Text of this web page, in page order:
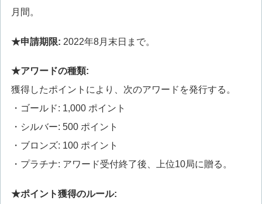
月間。
★申請期限: 2022年8月末日まで。
★アワードの種類:
獲得したポイントにより、次のアワードを発行する。
・ゴールド: 1,000 ポイント
・シルバー: 500 ポイント
・ブロンズ: 100 ポイント
・プラチナ: アワード受付終了後、上位10局に贈る。
★ポイント獲得のルール: